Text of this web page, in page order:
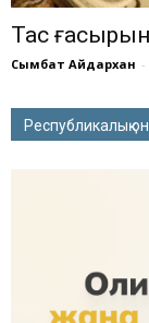
Тас
Сымбат Айдархан -
Республикалық